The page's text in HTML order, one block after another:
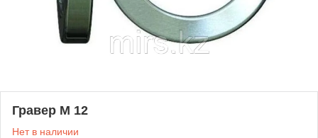
Гравер М 12
Нет в наличии